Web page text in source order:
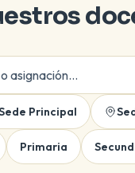
o asignación
Principal
Primaria